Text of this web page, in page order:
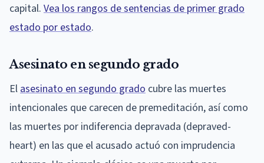
capital. Vea los rangos de sentencias de primer grado
estado por estado.
Asesinato en segundo grado
El asesinato en segundo grado cubre las muertes
intencionales que carecen de premeditación, así como
las muertes por indiferencia depravada (depraved-
heart) en las que el acusado actuó con imprudencia